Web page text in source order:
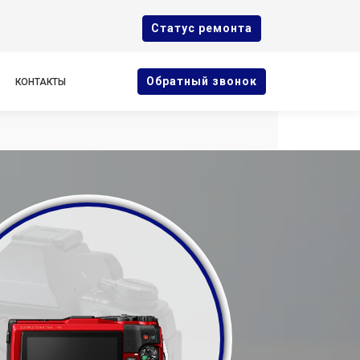
Cтатус ремонта
КОНТАКТЫ Oбратный звонок